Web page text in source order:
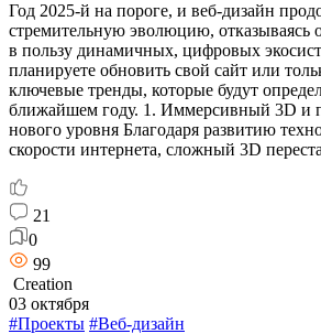
Год 2025-й на пороге, и веб-дизайн
стремительную эволюцию, отказываясь
в пользу динамичных, цифровых
планируете обновить свой сайт или
ключевые тренды, которые будут
ближайшем году. 1. Иммерсивный 3D и
нового уровня Благодаря развитию
скорости интернета, сложный 3D
21
0
99
Creation
03 октября
#Проекты #Веб-дизайн